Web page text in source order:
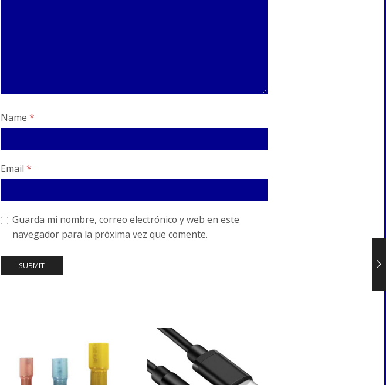
Name *
Email *
Guarda mi nombre, correo electrónico y web en este
navegador para la próxima vez que comente.